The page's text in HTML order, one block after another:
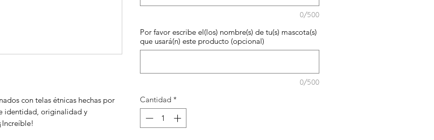
con telas étnicas hechas por
identidad, originalidad y
0/500
Por favor escribe el(los) nombre(s) de tu(s) mascota(s)
que usará(n) este producto (opcional)
0/500
Cantidad *